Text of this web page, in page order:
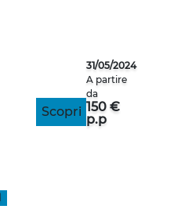
Scopri
31/05/2024
A partire
da
150 €
p.p